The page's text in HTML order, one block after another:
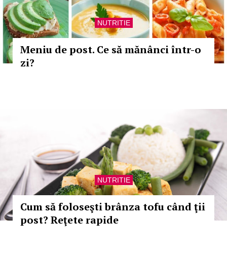
NUTRITIE
Meniu de post. Ce să mănânci într-o
zi?
NUTRITIE
Cum să foloseşti brânza tofu când ţii
post? Reţete rapide